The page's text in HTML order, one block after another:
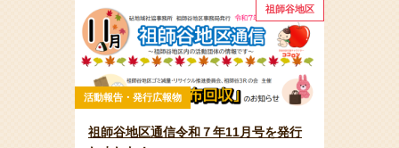
祖師谷地区
活動報告・発行広報物
祖師谷地区通信令和７年11月号を発行